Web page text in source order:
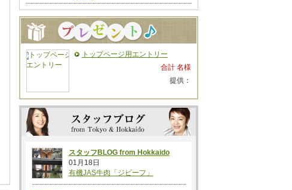
トップページ用エントリー
合計 名様
提供：
スタッフBLOG from Hokkaido
01月18日
有機JAS牛肉「ジビーフ」